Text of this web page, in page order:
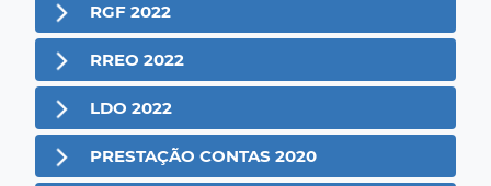
RGF 2022
RREO 2022
LDO 2022
PRESTAÇÃO CONTAS 2020